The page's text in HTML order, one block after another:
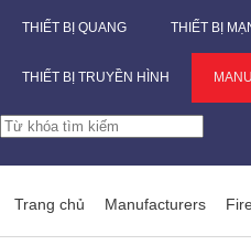
THIẾT BỊ QUANG THIẾT BỊ
THIẾT BỊ TRUYỀN HÌNH
Trang chủ Manufacturers